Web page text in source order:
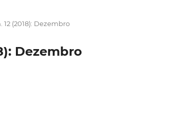
12 (2018): Dezembro
Dezembro